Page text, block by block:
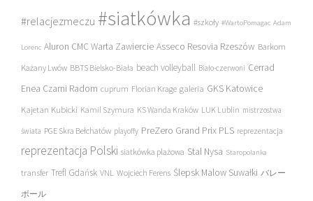
#relacjezmeczu #siatkówka #szkoły #WartoPomagac Adam
Lorenc Aluron CMC Warta Zawiercie Asseco Resovia Rzeszów Barkom
Każany Lwów BBTS Bielsko-Biała beach volleyball Biało-czerwoni Cerrad
Enea Czarni Radom cuprum Florian Krage galeria GKS Katowice
Kajetan Kubicki Kamil Szymura KS Wanda Kraków LUK Lublin mistrzostwa
świata PGE Skra Bełchatów playoffy PreZero Grand Prix PLS reprezentacja
reprezentacja Polski siatkówka plażowa Stal Nysa Staropolanka
transfer Trefl Gdańsk VNL Wojciech Ferens Ślepsk Malow Suwałki バレー
ボール